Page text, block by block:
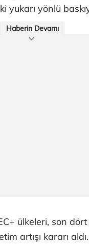
yönlü
Haberin Devamı
ülkeleri, son
artışı kararı